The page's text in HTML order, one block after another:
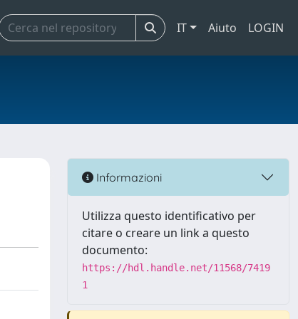
IT Aiuto LOGIN
Informazioni
Utilizza questo identificativo per
citare o creare un link a questo
documento:
https://hdl.handle.net/11568/7419
1